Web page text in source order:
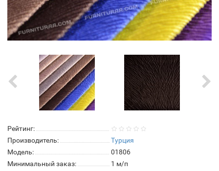
Рейтинг:
Производитель:
Турция
Модель:
01806
Минимальный заказ:
1 м/п